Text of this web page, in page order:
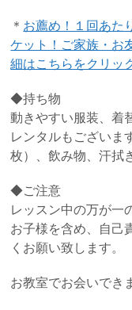
＊ お薦め！１回あた
ケット！ご家族・お
細はこちらをクリッ
◆持ち物
動きやすい服装、着
レンタルもございま
枚）、飲み物、汗拭
◆ご注意
レッスン中の万が一
お子様を含め、自己
くお願い致します。
お教室でお会いでき